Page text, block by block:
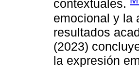
contextuales.
emocional y la
resultados
(2023)
la expresión